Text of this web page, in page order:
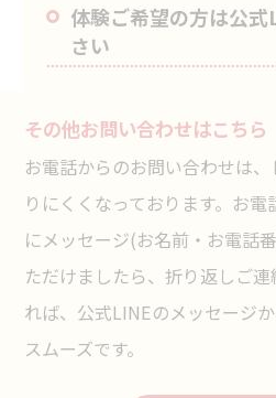
体験ご希望の方は公
さい
その他お問い合わせはこちら
お電話からのお問い合わせは
りにくくなっております。お
にメッセージ(お名前・お電話
ただけましたら、折り返しご
れば、公式LINEのメッセージ
スムーズです。